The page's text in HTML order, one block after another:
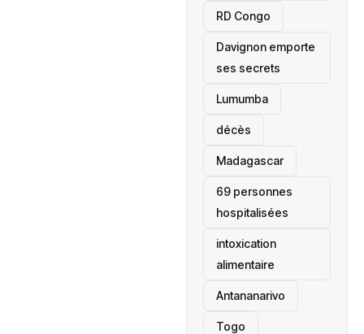
‎RD Congo
Davignon emporte
ses secrets
Lumumba
décès
‎Madagascar
69 personnes
hospitalisées
intoxication
alimentaire
Antananarivo
‎Togo